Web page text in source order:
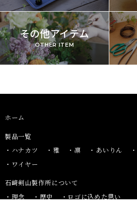
その他アイテム
OTHER ITEM
ホーム
製品⼀覧
ハナカツ
雅 凛 あいりん
ワイヤー
石﨑剣山製作所について
理念
歴史
ロゴに込めた思い